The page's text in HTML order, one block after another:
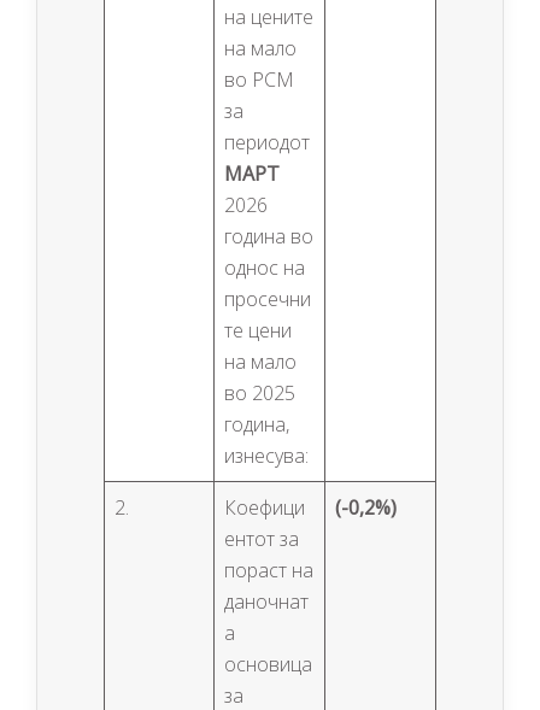
на цените
на мало
во РСМ
за
периодот
МАРТ
2026
година во
однос на
просечни
те цени
на мало
во 2025
година,
изнесува:
2.
Коефици
ентот за
пораст на
даночнат
а
основица
за
(-0,2%)